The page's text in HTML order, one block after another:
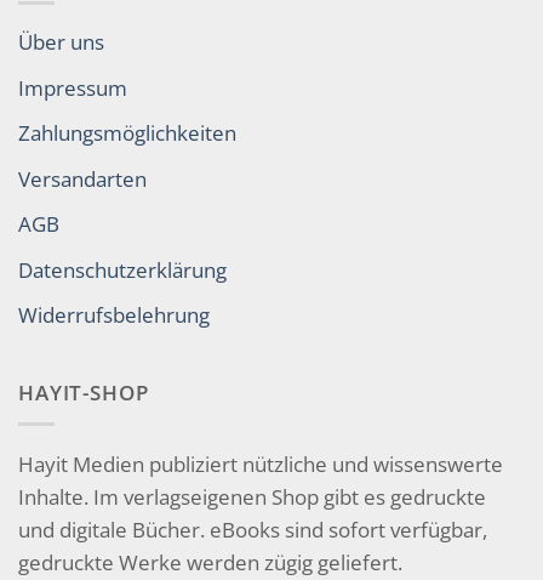
Über uns
Impressum
Zahlungsmöglichkeiten
Versandarten
AGB
Datenschutzerklärung
Widerrufsbelehrung
HAYIT-SHOP
Hayit Medien publiziert nützliche und wissenswerte
Inhalte. Im verlagseigenen Shop gibt es gedruckte
und digitale Bücher. eBooks sind sofort verfügbar,
gedruckte Werke werden zügig geliefert.